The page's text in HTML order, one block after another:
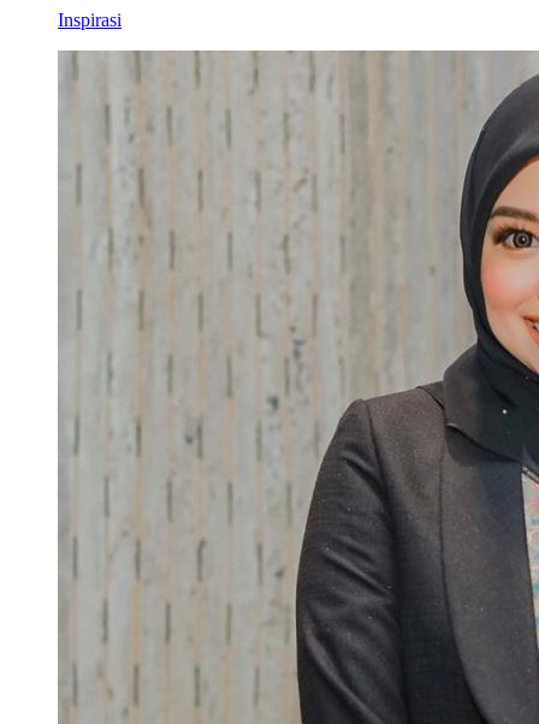
Inspirasi